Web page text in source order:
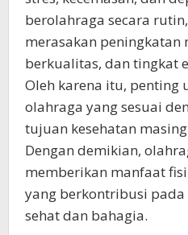
berolahraga secara
merasakan
berkualitas, dan tingkat
Oleh karena itu, penting
olahraga yang sesuai
tujuan kesehatan
Dengan demikian,
memberikan manfaat
yang berkontribusi
sehat dan bahagia.